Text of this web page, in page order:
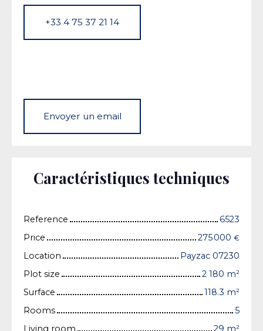
+33 4 75 37 21 14
Envoyer un email
Caractéristiques techniques
Reference
6523
Price
275 000 €
Location
Payzac 07230
Plot size
2 180 m²
Surface
118.3 m²
Rooms
5
Living room
29 m²